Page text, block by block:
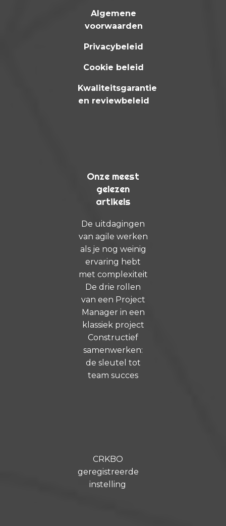
Algemene
voorwaarden
Privacybeleid
Cookie beleid
Kwaliteitsgarantie
en reviewbeleid
Onze meest
gelezen
artikels
De uitdagingen
van agile werken
als je nog weinig
ervaring hebt
met complexiteit
De drie rollen
van een Project
Manager in een
klassiek project
Constructief
samenwerken:
de sleutel tot
team succes
CRKBO
geregistreerde
instelling